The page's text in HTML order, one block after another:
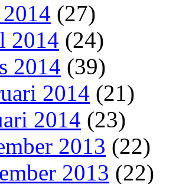
(27)
2014 (24)
2014 (39)
2014 (21)
2014 (23)
2013 (22)
2013 (22)